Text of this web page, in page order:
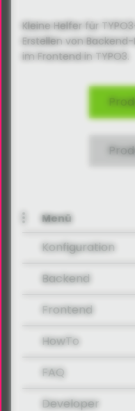
Kleine Helfer für
Erstellen von
im Frontend in TYPO3.
Menü
Konfiguration
Backend
Frontend
HowTo
FAQ
Developer